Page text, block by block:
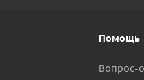
Помощь
Вопрос-